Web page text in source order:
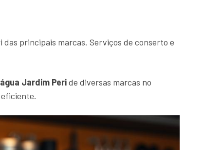
principais marcas. Serviços de conserto e
Jardim Peride diversas marcas no